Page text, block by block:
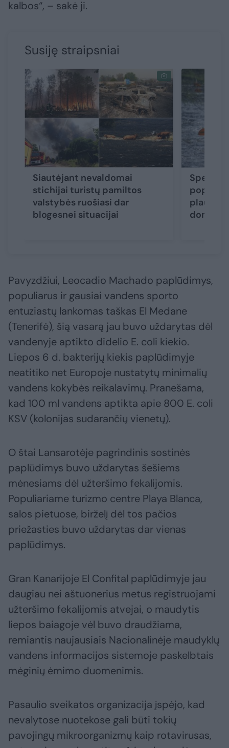
kalbos“, – sakė ji.
Susiję straipsniai
Siautėjant nevaldomai
stichijai turistų pamiltos
valstybės ruošiasi dar
blogesnei situacijai
Pavyzdžiui, Leocadio Machado paplūdimys,
populiarus ir gausiai vandens sporto
entuziastų lankomas taškas El Medane
(Tenerifė), šią vasarą jau buvo uždarytas dėl
vandenyje aptikto didelio E. coli kiekio.
Liepos 6 d. bakterijų kiekis paplūdimyje
neatitiko net Europoje nustatytų minimalių
vandens kokybės reikalavimų. Pranešama,
kad 100 ml vandens aptikta apie 800 E. coli
KSV (kolonijas sudarančių vienetų).
O štai Lansarotėje pagrindinis sostinės
paplūdimys buvo uždarytas šešiems
mėnesiams dėl užteršimo fekalijomis.
Populiariame turizmo centre Playa Blanca,
salos pietuose, birželį dėl tos pačios
priežasties buvo uždarytas dar vienas
paplūdimys.
Gran Kanarijoje El Confital paplūdimyje jau
daugiau nei aštuonerius metus registruojami
užteršimo fekalijomis atvejai, o maudytis
liepos baiagoje vėl buvo draudžiama,
remiantis naujausiais Nacionalinėje maudyklų
vandens informacijos sistemoje paskelbtais
mėginių ėmimo duomenimis.
Pasaulio sveikatos organizacija įspėjo, kad
nevalytose nuotekose gali būti tokių
pavojingų mikroorganizmų kaip rotavirusas,